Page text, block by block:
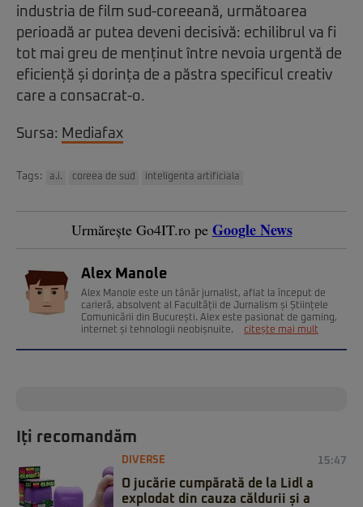
industria de film sud-coreeană, următoarea
perioadă ar putea deveni decisivă: echilibrul va fi
tot mai greu de menținut între nevoia urgentă de
eficiență și dorința de a păstra specificul creativ
care a consacrat-o.
Sursa: Mediafax
Tags: a.i. coreea de sud inteligenta artificiala
Urmărește Go4IT.ro pe Google News
Alex Manole
Alex Manole este un tânăr jurnalist, aflat la început de
carieră, absolvent al Facultății de Jurnalism și Științele
Comunicării din București. Alex este pasionat de gaming,
internet și tehnologii neobișnuite.
citește mai mult
Iți recomandăm
DIVERSE 15:47
O jucărie cumpărată de la Lidl a
explodat din cauza căldurii și a